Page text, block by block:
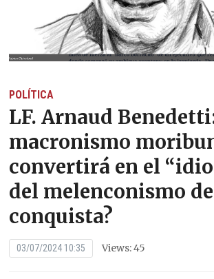
POLÍTICA
LF. Arnaud
macronismo
convertirá en el
del melenconismo de
conquista?
03/07/2024 10:35 Views: 45